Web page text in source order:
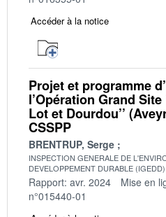
Accéder à la notice
Projet et programme
l’Opération Grand Site
Lot et Dourdou’’
CSSPP
BRENTRUP, Serge
INSPECTION GENERALE DE
DEVELOPPEMENT DURABLE (IGEDD)
Rapport: avr. 2024 Mise en
n°015440-01